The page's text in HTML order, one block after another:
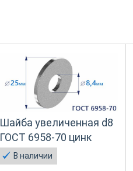
Шайба увеличенная d8
ГОСТ 6958-70 цинк
В наличии